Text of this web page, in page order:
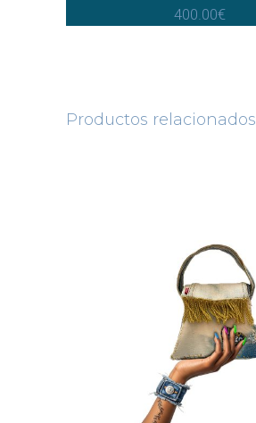
400.00€
Productos relacionados